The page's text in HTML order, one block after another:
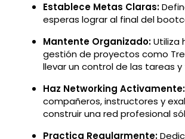
Establece Metas Claras:
esperas lograr al final del
Mantente Organizado:Utiliza
gestión de proyectos como
llevar un control de las tareas
Haz Networking Activamente:
compañeros, instructores y
construir una red profesional
Practica Regularmente: